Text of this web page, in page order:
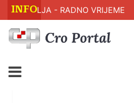
INFO
ZDRAVLJA - RADNO VRIJEME